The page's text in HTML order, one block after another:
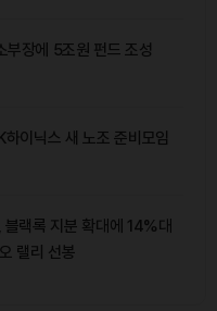
부장에 5조원 펀드 조성
이닉스 새 노조 준비모임
랙록 지분 확대에 14%대
랠리 선봉